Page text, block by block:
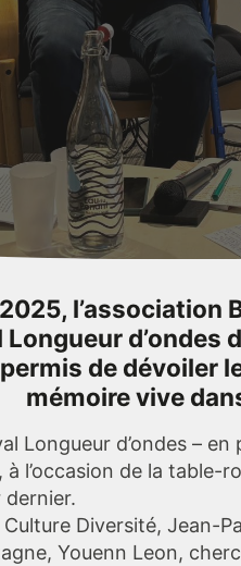
l’association
d’ondes
de dévoiler
mémoire vive
Longueur d’ondes –
à l’occasion de la
dernier.
Diversité, Jean-
Youenn Leon,